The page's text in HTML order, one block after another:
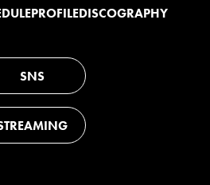
PROFILEDISCOGRAPHY
SNS